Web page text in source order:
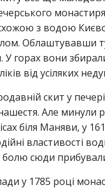
з водою
Облаштувавши
горах вони
від усіляких
скит у
Але
біля Маняви, у
властивості
сюди
у 1785 році